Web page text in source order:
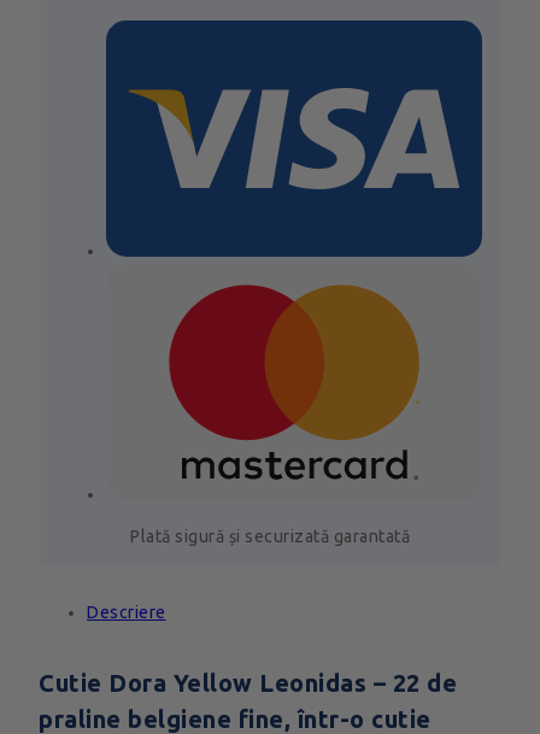
Plată sigură și securizată garantată
Descriere
Cutie Dora Yellow Leonidas – 22 de
praline belgiene fine, într-o cutie